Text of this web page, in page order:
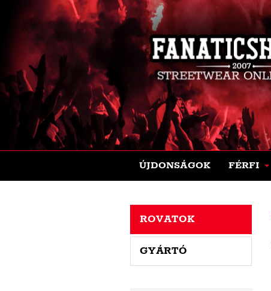
ÚJDONSÁGOK FÉRFI
ROVATOK
GYÁRTÓ